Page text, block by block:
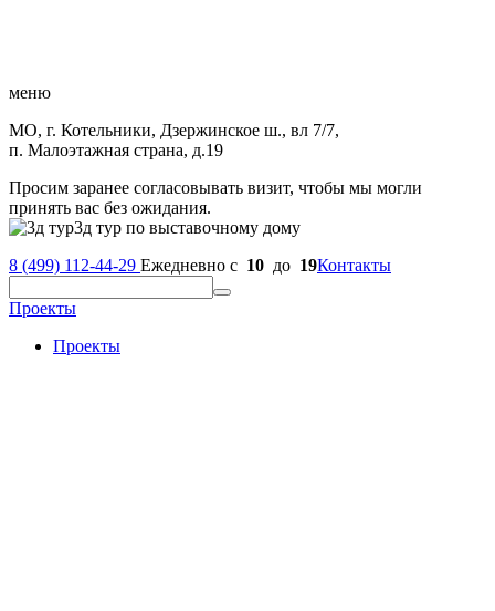
меню
МО, г. Котельники, Дзержинское ш., вл 7/7,
п. Малоэтажная страна, д.19
Просим заранее согласовывать визит, чтобы мы могли
принять вас без ожидания.
3д тур по выставочному дому
8 (499) 112-44-29 Ежедневно с 10 до 19Контакты
Проекты
Проекты